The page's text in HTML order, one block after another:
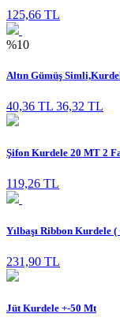
125,66 TL
%10
Altın Gümüş
40,36 TL 36,32 TL
Şifon Kurdele 20 MT 2
119,26 TL
Yılbaşı Ribbon Kurdele (
231,90 TL
Jüt Kurdele +-50 Mt